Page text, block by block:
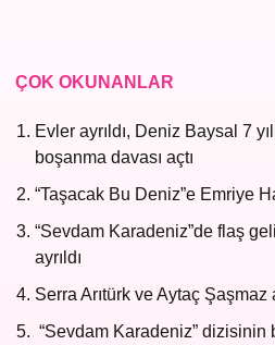
ÇOK OKUNANLAR
Evler ayrıldı, Deniz Baysal 7
boşanma davası açtı
“Taşacak Bu Deniz”e Emriye
“Sevdam Karadeniz”de flaş
ayrıldı
Serra Arıtürk ve Aytaç Şaşmaz
“Sevdam Karadeniz” dizisinin